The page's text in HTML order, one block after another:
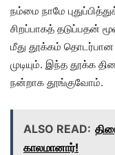
நம்மை நாமே
சிறப்பாகத் தடுப்பதன்
மீது தூக்கம்
முடியும். இந்த தூக்க
நன்றாக தூங்குவோம்.
ALSO READ:
காலமானார்!